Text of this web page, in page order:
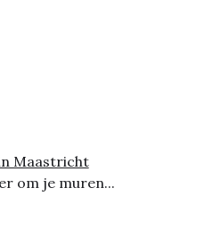
Maastricht
om je muren...